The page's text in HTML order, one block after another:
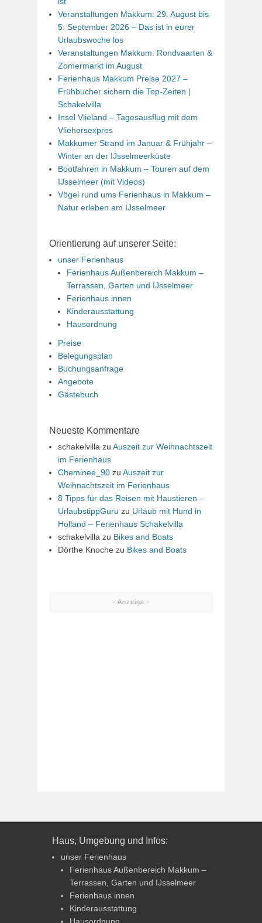
Veranstaltungen Makkum: 29. August bis
5. September 2026 – Das ist in eurer
Urlaubswoche los
Veranstaltungen Makkum: Rondvaarten &
Zomermarkt im August
Ferienhaus Makkum Preise 2027 –
Frühbucher sichern die Top-Zeiten |
Schakelvilla
Insel Vlieland – Tagesausflug mit dem
Vliehorsexpres
Makkumer Strand im Januar & Frühjahr –
Winter an der IJsselmeerküste
Bootfahren in Makkum – Touren auf dem
IJsselmeer (mit Videos)
Vögel rund ums Ferienhaus in Makkum –
Natur erleben am IJsselmeer
Orientierung auf unserer Seite:
unser Ferienhaus
Ferienhaus Außenbereich Makkum –
Terrassen, Garten und IJsselmeer
Ferienhaus innen
Kinderausstattung
Hausordnung
Preise
Belegungsplan
Buchungsanfrage
Angebote
Gästebuch
Neueste Kommentare
schakelvilla zu Auszeit zur Weihnachtszeit
im Ferienhaus
Cheminee_90 zu Auszeit zur
Weihnachtszeit im Ferienhaus
8 Tipps für das Reisen mit Haustieren –
UrlaubstippGuru zu Urlaub mit Hund in
Holland – Ferienhaus Schakelvilla
schakelvilla zu Bikes and Boats
Dörthe Knoche zu Bikes and Boats
- Anzeige -
Haus, Umgebung und Infos:
unser Ferienhaus
Ferienhaus Außenbereich Makkum –
Terrassen, Garten und IJsselmeer
Ferienhaus innen
Kinderausstattung